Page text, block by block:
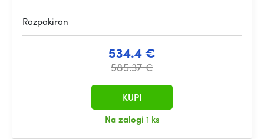
Razpakiran
534.4 €
585.37 €
Na zalogi 1 ks
KUPI